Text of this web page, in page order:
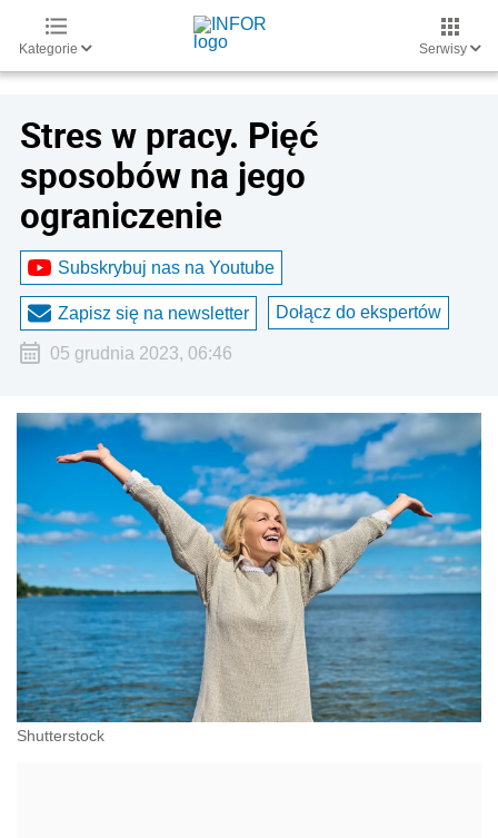
Kategorie Serwisy
Stres w pracy. Pięć
sposobów na jego
ograniczenie
Subskrybuj nas na Youtube
Zapisz się na newsletter Dołącz do ekspertów
05 grudnia 2023, 06:46
Shutterstock